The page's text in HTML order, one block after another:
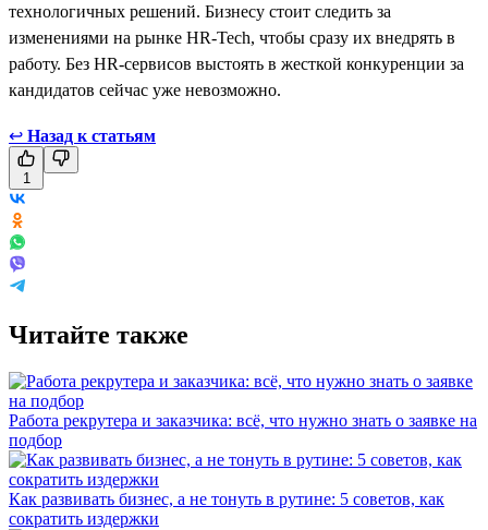
технологичных решений. Бизнесу стоит следить за
изменениями на рынке HR-Tech, чтобы сразу их внедрять в
работу. Без HR-сервисов выстоять в жесткой конкуренции за
кандидатов сейчас уже невозможно.
↩ Назад к статьям
1
Читайте также
Работа рекрутера и заказчика: всё, что нужно знать о заявке на
подбор
Как развивать бизнес, а не тонуть в рутине: 5 советов, как
сократить издержки